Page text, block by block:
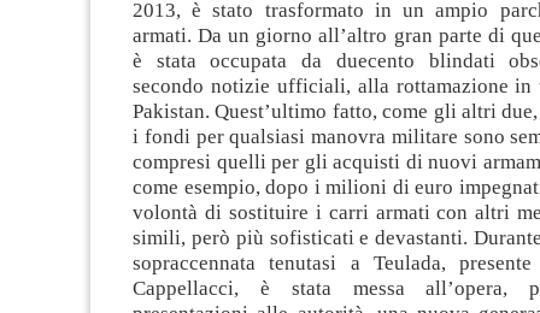
2013, è stato trasformato in un ampio
armati. Da un giorno all’altro gran parte di
è stata occupata da duecento blindati
secondo notizie ufficiali, alla rottamazione in
Pakistan. Quest’ultimo fatto, come gli altri
i fondi per qualsiasi manovra militare sono
compresi quelli per gli acquisti di nuovi
come esempio, dopo i milioni di euro
volontà di sostituire i carri armati con altri
simili, però più sofisticati e devastanti.
sopraccennata tenutasi a Teulada,
Cappellacci, è stata messa all’opera,